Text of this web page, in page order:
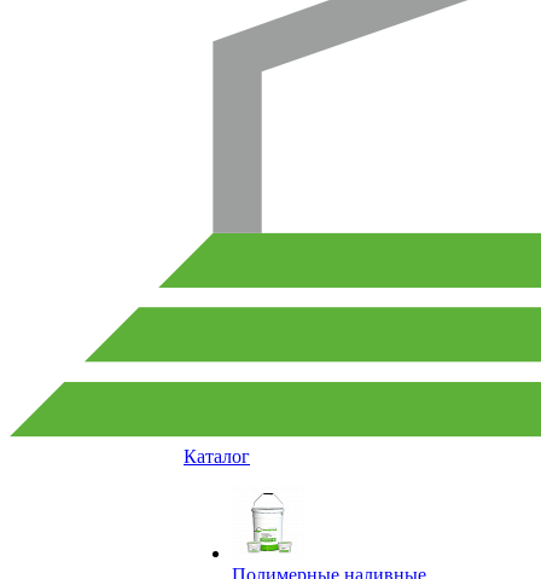
Каталог
Полимерные наливные